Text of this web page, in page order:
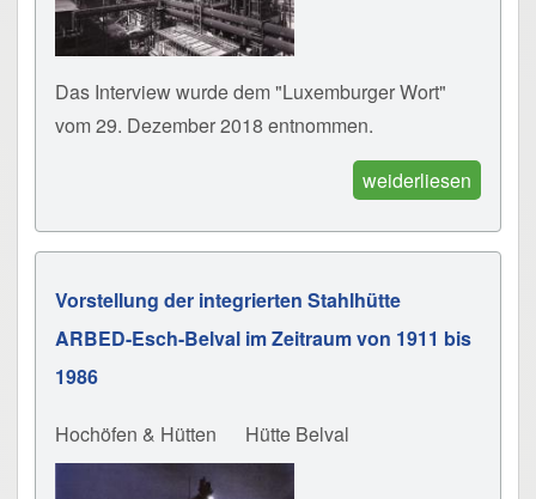
Das Interview wurde dem "Luxemburger Wort"
vom 29. Dezember 2018 entnommen.
weiderliesen
Vorstellung der integrierten Stahlhütte
ARBED-Esch-Belval im Zeitraum von 1911 bis
1986
Hochöfen & Hütten Hütte Belval